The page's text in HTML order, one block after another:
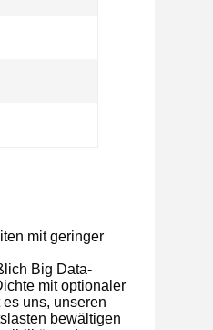
mit geringer
Big Data-
mit optionaler
uns, unseren
bewältigen